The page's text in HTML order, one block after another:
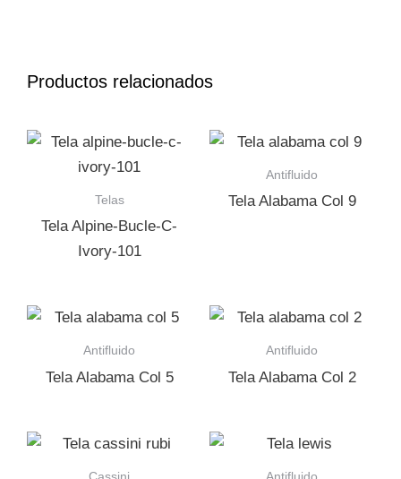
Productos relacionados
Telas
Tela Alpine-Bucle-C-
Ivory-101
Antifluido
Tela Alabama Col 9
Antifluido
Tela Alabama Col 5
Antifluido
Tela Alabama Col 2
Cassini Antifluido